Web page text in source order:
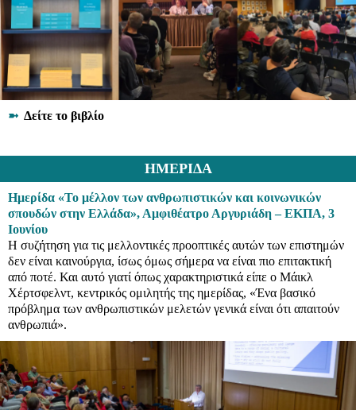
➼ Δείτε το βιβλίο
ΗΜΕΡΙΔΑ
Ημερίδα «Το μέλλον των ανθρωπιστικών και κοινωνικών
σπουδών στην Ελλάδα», Αμφιθέατρο Αργυριάδη – ΕΚΠΑ, 3
Ιουνίου
Η συζήτηση για τις μελλοντικές προοπτικές αυτών των επιστημών
δεν είναι καινούργια, ίσως όμως σήμερα να είναι πιο επιτακτική
από ποτέ. Και αυτό γιατί όπως χαρακτηριστικά είπε ο Μάικλ
Χέρτσφελντ, κεντρικός ομιλητής της ημερίδας, «Ένα βασικό
πρόβλημα των ανθρωπιστικών μελετών γενικά είναι ότι απαιτούν
ανθρωπιά».